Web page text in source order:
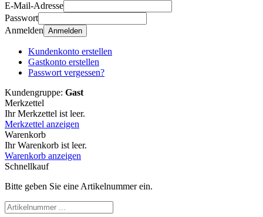
E-Mail-Adresse
Passwort
Anmelden Anmelden
Kundenkonto erstellen
Gastkonto erstellen
Passwort vergessen?
Kundengruppe: Gast
Merkzettel
Ihr Merkzettel ist leer.
Merkzettel anzeigen
Warenkorb
Ihr Warenkorb ist leer.
Warenkorb anzeigen
Schnellkauf
Bitte geben Sie eine Artikelnummer ein.